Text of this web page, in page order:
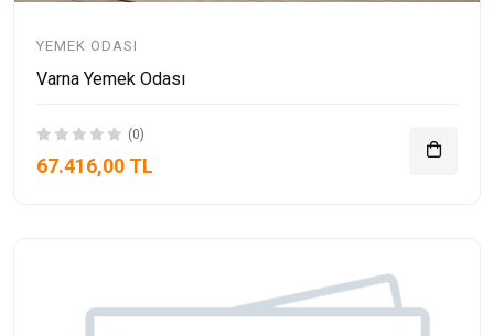
YEMEK ODASI
Varna Yemek Odası
(0)
67.416,00 TL